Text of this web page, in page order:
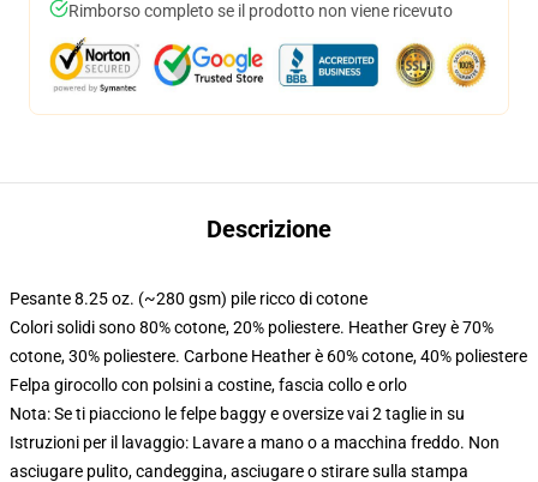
Rimborso completo se il prodotto non viene ricevuto
Descrizione
Pesante 8.25 oz. (~280 gsm) pile ricco di cotone
Colori solidi sono 80% cotone, 20% poliestere. Heather Grey è 70%
cotone, 30% poliestere. Carbone Heather è 60% cotone, 40% poliestere
Felpa girocollo con polsini a costine, fascia collo e orlo
Nota: Se ti piacciono le felpe baggy e oversize vai 2 taglie in su
Istruzioni per il lavaggio: Lavare a mano o a macchina freddo. Non
asciugare pulito, candeggina, asciugare o stirare sulla stampa